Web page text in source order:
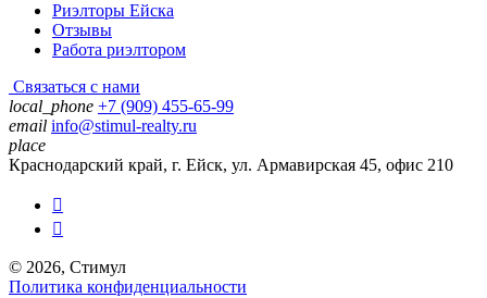
Риэлторы Ейска
Отзывы
Работа риэлтором
Связаться с нами
local_phone +7 (909) 455-65-99
email info@stimul-realty.ru
place
Краснодарский край, г. Ейск, ул. Армавирская 45, офис 210


© 2026, Стимул
Политика конфиденциальности